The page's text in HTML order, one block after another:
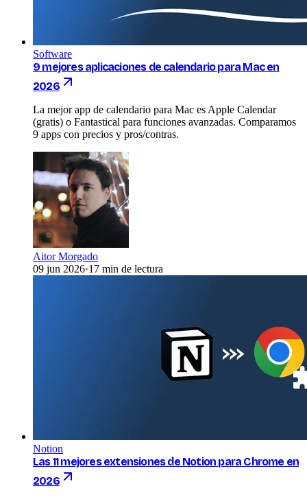
Software
9 mejores aplicaciones de calendario para Mac en
2026
La mejor app de calendario para Mac es Apple Calendar
(gratis) o Fantastical para funciones avanzadas. Comparamos
9 apps con precios y pros/contras.
Aitor Morgado
09 jun 2026·17 min de lectura
Notion
Las 11 mejores extensiones de Notion para Chrome en
2026